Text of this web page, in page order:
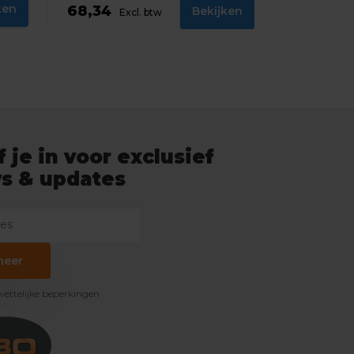
68,34 Excl. btw Bekijken
je in voor exclusief
& updates
beperkingen